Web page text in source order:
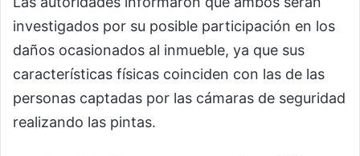
investigados por su posible participación en los
daños ocasionados al inmueble, ya que sus
características físicas coinciden con las de las
personas captadas por las cámaras de seguridad
realizando las pintas.